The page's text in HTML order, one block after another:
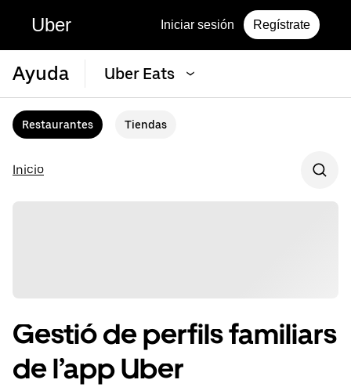
Uber Iniciar sesión Regístrate
Ayuda Uber Eats
Restaurantes Tiendas
Inicio
Gestió de perfils familiars
de l’app Uber